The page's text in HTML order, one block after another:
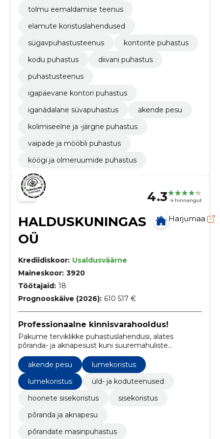
tolmu eemaldamise teenus
elamute koristuslahendused
sügavpuhastusteenus
kontorite puhastus
kodu puhastus
diivani puhastus
puhastusteenus
igapäevane kontori puhastus
iganädalane süvapuhastus
akende pesu
kolimiseelne ja -järgne puhastus
vaipade ja mööbli puhastus
köögi ja olmeruumide puhastus
4.3 4 hinnangut
HALDUSKUNINGAS
OÜ
Harjumaa
Krediidiskoor: Usaldusväärne
Maineskoor: 3920
Töötajaid: 18
Prognooskäive (2026): 610 517 €
Professionaalne kinnisvarahooldus!
Pakume terviklikke puhastuslahendusi, alates
põranda- ja aknapesust kuni suuremahuliste
akende pesu
lumekoristus
lumekoristus
üld- ja koduteenused
hoonete sisekoristus
sisekoristus
põranda ja aknapesu
põrandate masinpuhastus